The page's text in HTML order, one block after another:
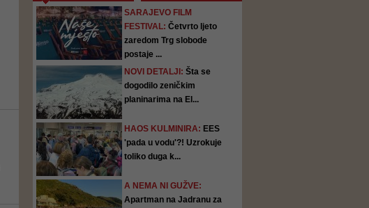
SARAJEVO FILM
FESTIVAL: Četvrto ljeto
zaredom Trg slobode
postaje ...
NOVI DETALJI: Šta se
dogodilo zeničkim
planinarima na El...
HAOS KULMINIRA: EES
'pada u vodu'?! Uzrokuje
toliko duga k...
A NEMA NI GUŽVE:
Apartman na Jadranu za